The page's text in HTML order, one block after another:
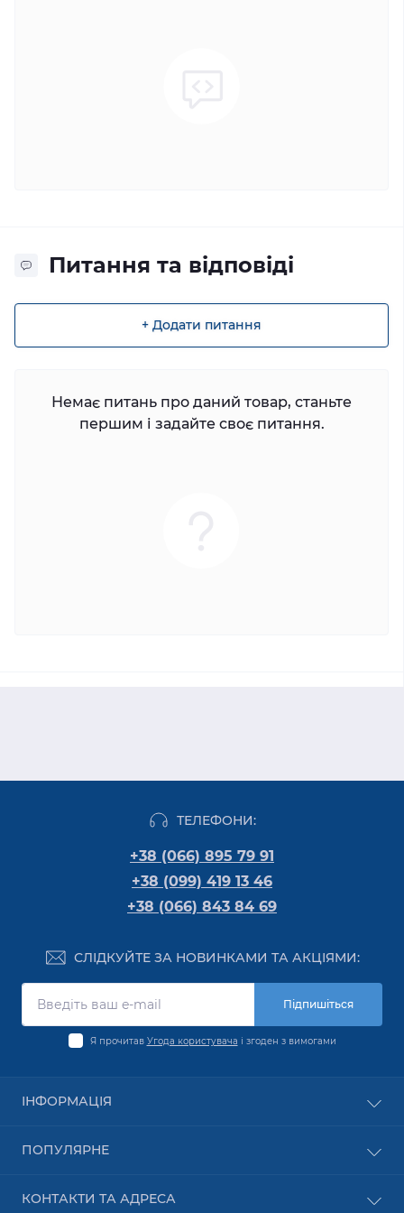
Питання та відповіді
+ Додати питання
Немає питань про даний товар, станьте
першим і задайте своє питання.
ТЕЛЕФОНИ:
+38 (066) 895 79 91
+38 (099) 419 13 46
+38 (066) 843 84 69
СЛІДКУЙТЕ ЗА НОВИНКАМИ ТА АКЦІЯМИ:
Підпишіться
Я прочитав Угода користувача і згоден з вимогами
ІНФОРМАЦІЯ
Про компанію
Угода користувача
ПОПУЛЯРНЕ
Бездротове обладнання
КОНТАКТИ ТА АДРЕСА